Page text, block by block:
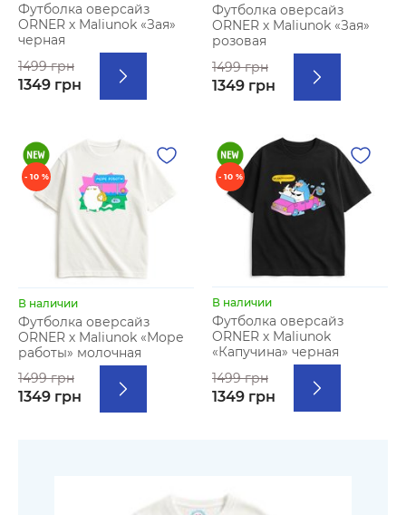
Футболка оверсайз
ORNER х Maliunok «Зая»
черная
1499 грн
1349 грн
Футболка оверсайз
ORNER х Maliunok «Зая»
розовая
1499 грн
1349 грн
- 10 %
В наличии
Футболка оверсайз
ORNER х Maliunok «Море
работы» молочная
1499 грн
1349 грн
- 10 %
В наличии
Футболка оверсайз
ORNER х Maliunok
«Капучина» черная
1499 грн
1349 грн